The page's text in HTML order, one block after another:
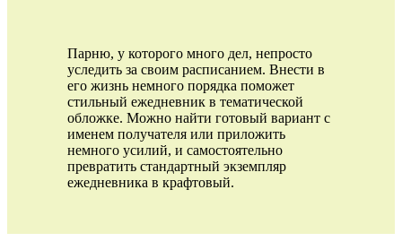
Парню, у которого много дел, непросто
уследить за своим расписанием. Внести в
его жизнь немного порядка поможет
стильный ежедневник в тематической
обложке. Можно найти готовый вариант с
именем получателя или приложить
немного усилий, и самостоятельно
превратить стандартный экземпляр
ежедневника в крафтовый.